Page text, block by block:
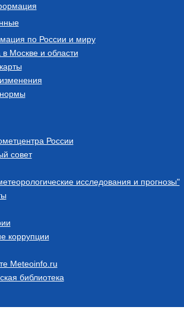
по России и миру
Москве и области
России
совет
исследования и прогнозы"
коррупции
Meteoinfo.ru
библиотека